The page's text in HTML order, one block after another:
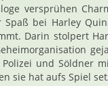
versprühen
bei Harley
Darin stolpert
und Söldner
sie hat aufs Spiel